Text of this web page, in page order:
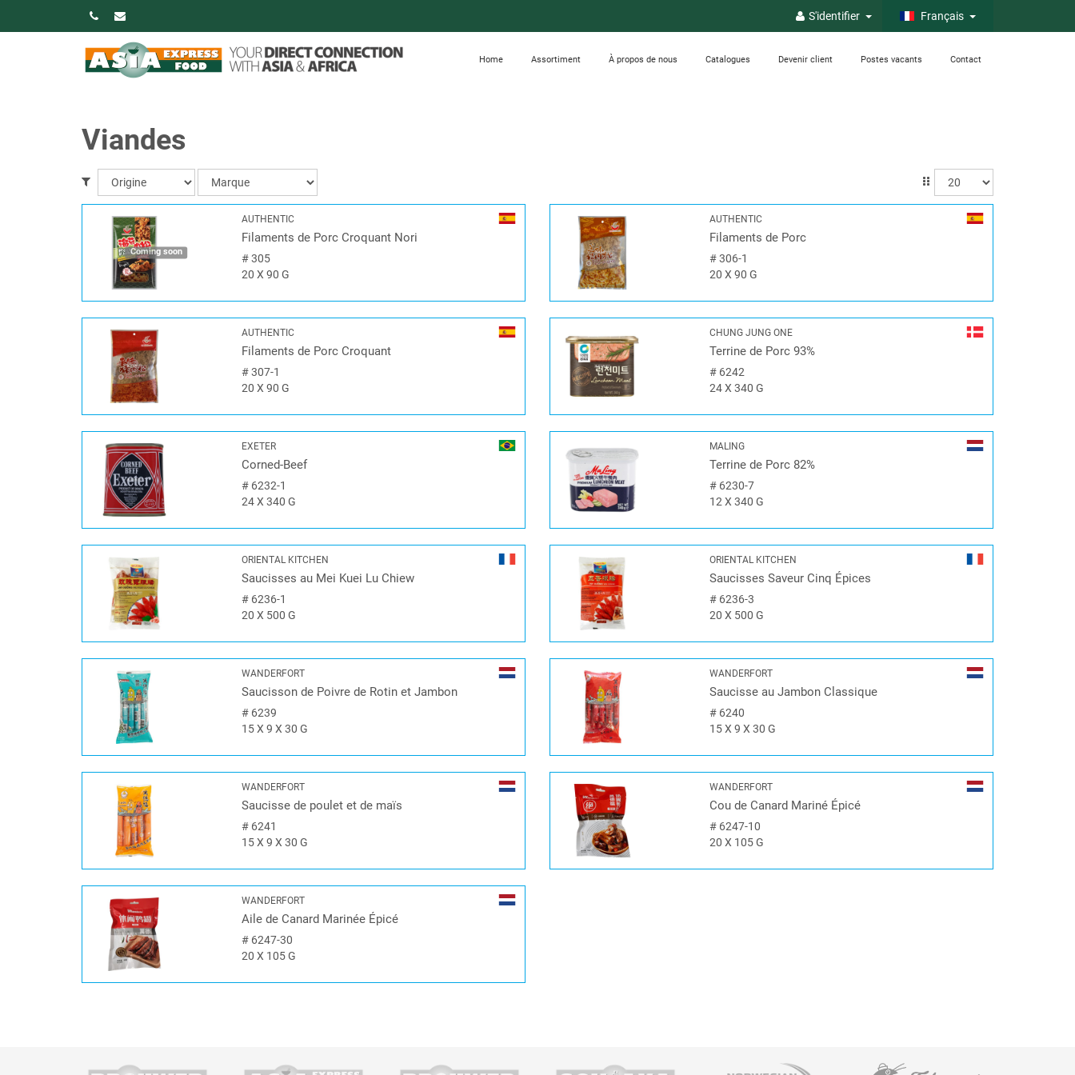
S'identifier Français
Home Assortiment À propos de nous Catalogues Devenir client Postes vacants Contact
Viandes
Coming soon
AUTHENTIC
Filaments de Porc Croquant Nori
#305
20 X 90 G
AUTHENTIC
Filaments de Porc
#306-1
20 X 90 G
AUTHENTIC
Filaments de Porc Croquant
#307-1
20 X 90 G
CHUNG JUNG ONE
Terrine de Porc 93%
# 6242
24 X 340 G
EXETER
Corned-Beef
# 6232-1
24 X 340 G
MALING
Terrine de Porc 82%
# 6230-7
12 X 340 G
ORIENTAL KITCHEN
Saucisses au Mei Kuei Lu Chiew
# 6236-1
20 X 500 G
ORIENTAL KITCHEN
Saucisses Saveur Cinq Épices
# 6236-3
20 X 500 G
WANDERFORT
Saucisson de Poivre de Rotin et Jambon
# 6239
15 X 9 X 30 G
WANDERFORT
Saucisse au Jambon Classique
# 6240
15 X 9 X 30 G
WANDERFORT
Saucisse de poulet et de maïs
# 6241
15 X 9 X 30 G
WANDERFORT
Cou de Canard Mariné Épicé
# 6247-10
20 X 105 G
WANDERFORT
Aile de Canard Marinée Épicé
# 6247-30
20 X 105 G